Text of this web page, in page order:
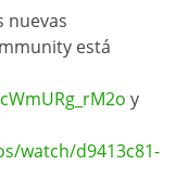
nuevas
está
y
watch/d9413c81-